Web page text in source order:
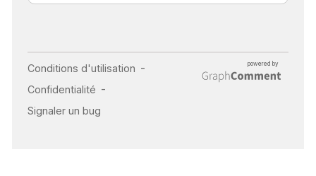
INSUFFISANCE
CARDIAQUE : LES